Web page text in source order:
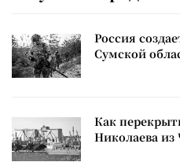
Россия
Сумской
Как
Николаева из